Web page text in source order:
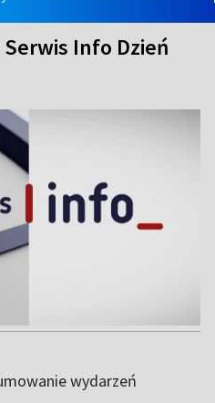
Serwis Info Dzień
wydarzeń